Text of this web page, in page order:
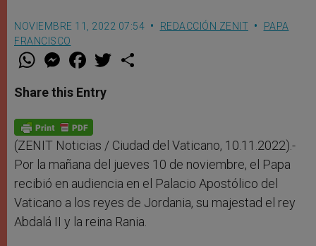
NOVIEMBRE 11, 2022 07:54 REDACCIÓN ZENIT
PAPA
FRANCISCO
W
t
s
p
p
M
e
s
e
g
e
r
F
a
e
b
o
k
w
Share this Entry
(ZENIT Noticias / Ciudad del Vaticano, 10.11.2022).-
Por la mañana del jueves 10 de noviembre, el Papa
recibió en audiencia en el Palacio Apostólico del
Vaticano a los reyes de Jordania, su majestad el rey
Abdalá II y la reina Rania.